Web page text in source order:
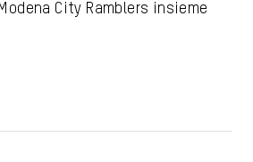
City Ramblers insieme